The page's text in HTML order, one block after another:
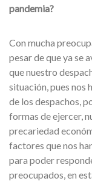
pandemia?
Con mucha
pesar de que ya se
que nuestro
situación, pues nos
de los despachos,
formas de ejercer,
precariedad
factores que nos
para poder
preocupados, en